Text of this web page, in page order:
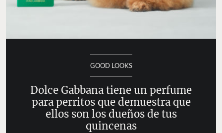
GOOD LOOKS
Dolce Gabbana tiene un perfume
para perritos que demuestra que
ellos son los dueños de tus
quincenas